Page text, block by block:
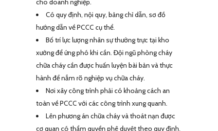
cho doanh nghiệp.
Có quy định, nội quy, bảng chỉ dẫn, sơ đồ
hướng dẫn về PCCC cụ thể.
Bố trí lực lượng nhân sự thường trực tại kho
xưởng để ứng phó khi cần. Đội ngũ phòng cháy
chữa cháy cần được huấn luyện bài bản và thực
hành để nắm rõ nghiệp vụ chữa cháy.
Nơi xây công trình phải có khoảng cách an
toàn về PCCC với các công trình xung quanh.
Lên phương án chữa cháy và thoát nạn được
cơ quan có thẩm quyền phê duyệt theo quy định.